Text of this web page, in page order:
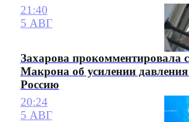
21:40
5 АВГ
Захарова прокомментировала
Макрона об усилении
Россию
20:24
5 АВГ